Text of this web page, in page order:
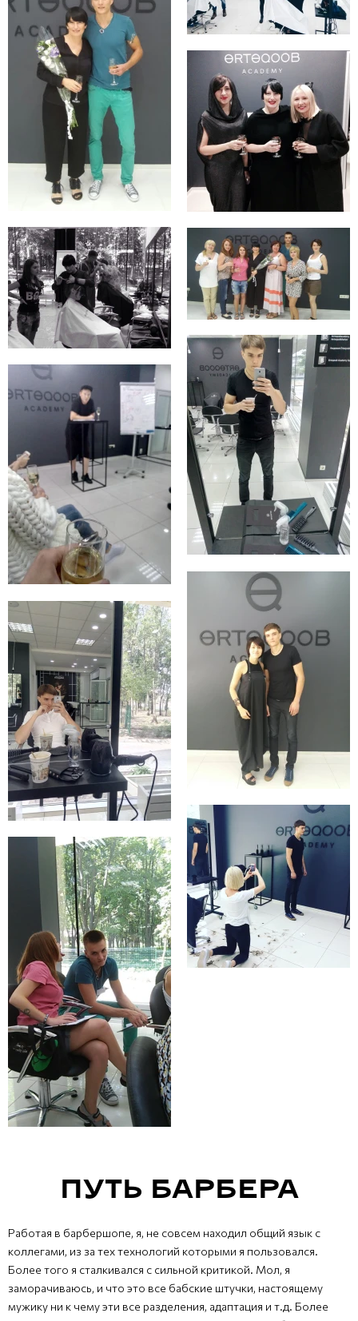
ПУТЬ БАРБЕРА
Работая в барбершопе, я, не совсем находил общий язык с
коллегами, из за тех технологий которыми я пользовался.
Более того я сталкивался с сильной критикой. Мол, я
заморачиваюсь, и что это все бабские штучки, настоящему
мужику ни к чему эти все разделения, адаптация и т.д. Более